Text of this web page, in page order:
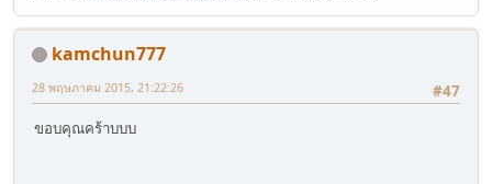
kamchun777
#47
28 พฤษภาคม 2015, 21:22:26
ขอบคุณคร้าบบบ